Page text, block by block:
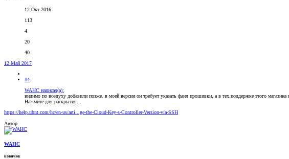
12 Окт 2016
113
4
20
40
12 Май 2017
#4
WAHC написал(а):
видимо по воздуху добавили позже. в моей версии он требует указать фаил прошивки, а в тех.поддержке этого магазина
Нажмите для раскрытия...
https://help.ubnt.com/hc/en-us/arti...ge-the-Cloud-Key-s-Controller-Version-via-SSH
Автор
WAHC
новичок